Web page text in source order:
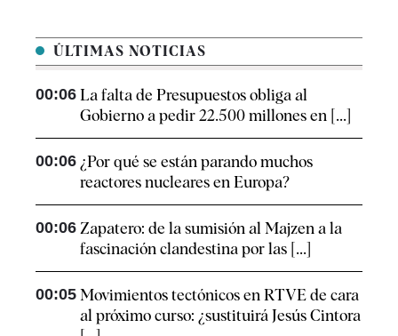
ÚLTIMAS NOTICIAS
00:06 La falta de Presupuestos obliga al
Gobierno a pedir 22.500 millones en [...]
00:06 ¿Por qué se están parando muchos
reactores nucleares en Europa?
00:06 Zapatero: de la sumisión al Majzen a la
fascinación clandestina por las [...]
00:05 Movimientos tectónicos en RTVE de cara
al próximo curso: ¿sustituirá Jesús Cintora